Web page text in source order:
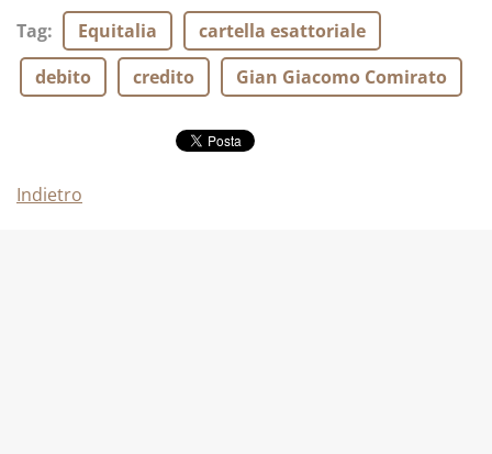
Tag: Equitalia
cartella esattoriale
debito
credito Gian Giacomo Comirato
Indietro